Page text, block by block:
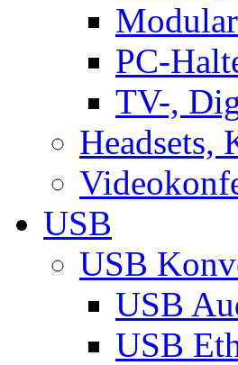
PC-
TV-,
Headsets,
USB
USB
USB
USB